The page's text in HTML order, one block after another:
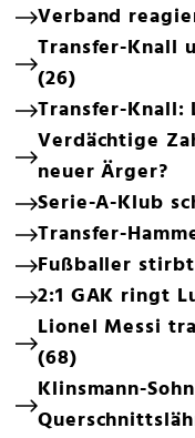
Verband
Transfer-Knall
(26)
Transfer-Knall:
Verdächtige
neuer Ärger?
Serie-A-Klub
Transfer-
Fußballer
2:1 GAK ringt
Lionel Messi
(68)
Klinsmann-